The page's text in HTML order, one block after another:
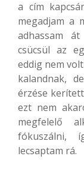
a cím
megadjam a
adhassam
csücsül az
eddig nem
kalandnak,
érzése
ezt nem
megfelelő
fókuszálni,
lecsaptam rá.